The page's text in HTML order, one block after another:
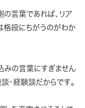
の言葉であれば、リア
格段にちがうのがわか
みの言葉にすぎません
・経験談だからです。